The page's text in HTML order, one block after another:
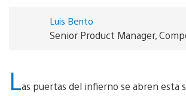
Luis Bento
Senior Product Manager,
Las puertas del infierno se abren esta